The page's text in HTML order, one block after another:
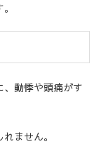
、動悸や頭痛がす
ません。